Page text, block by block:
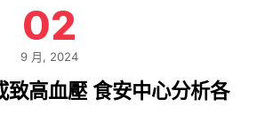
02
9 月, 2024
致高血壓 食安中心分析各